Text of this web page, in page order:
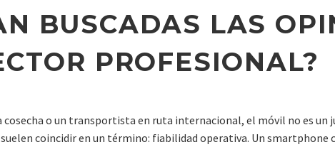
BUSCADAS LAS
PROFESIONAL?
o un transportista en ruta internacional, el móvil no es un
coincidir en un término: fiabilidad operativa. Un smartphone